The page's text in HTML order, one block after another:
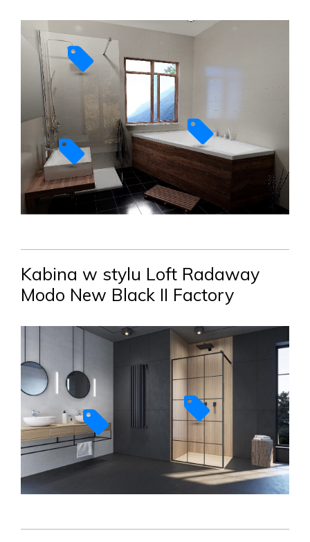
Kabina w stylu Loft Radaway
Modo New Black II Factory